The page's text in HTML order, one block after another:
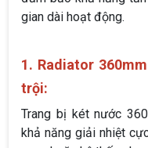
gian dài hoạt động.
1. Radiator
trội:
Trang bị két nước
khả năng giải nhiệt